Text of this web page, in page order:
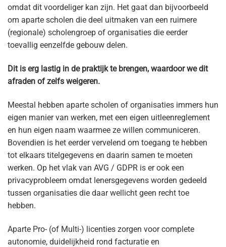
omdat dit voordeliger kan zijn. Het gaat dan bijvoorbeeld
om aparte scholen die deel uitmaken van een ruimere
(regionale) scholengroep of organisaties die eerder
toevallig eenzelfde gebouw delen.
Dit is erg lastig in de praktijk te brengen, waardoor we dit
afraden of zelfs weigeren.
Meestal hebben aparte scholen of organisaties immers hun
eigen manier van werken, met een eigen uitleenreglement
en hun eigen naam waarmee ze willen communiceren.
Bovendien is het eerder vervelend om toegang te hebben
tot elkaars titelgegevens en daarin samen te moeten
werken. Op het vlak van AVG / GDPR is er ook een
privacyprobleem omdat lenersgegevens worden gedeeld
tussen organisaties die daar wellicht geen recht toe
hebben.
Aparte Pro- (of Multi-) licenties zorgen voor complete
autonomie, duidelijkheid rond facturatie en